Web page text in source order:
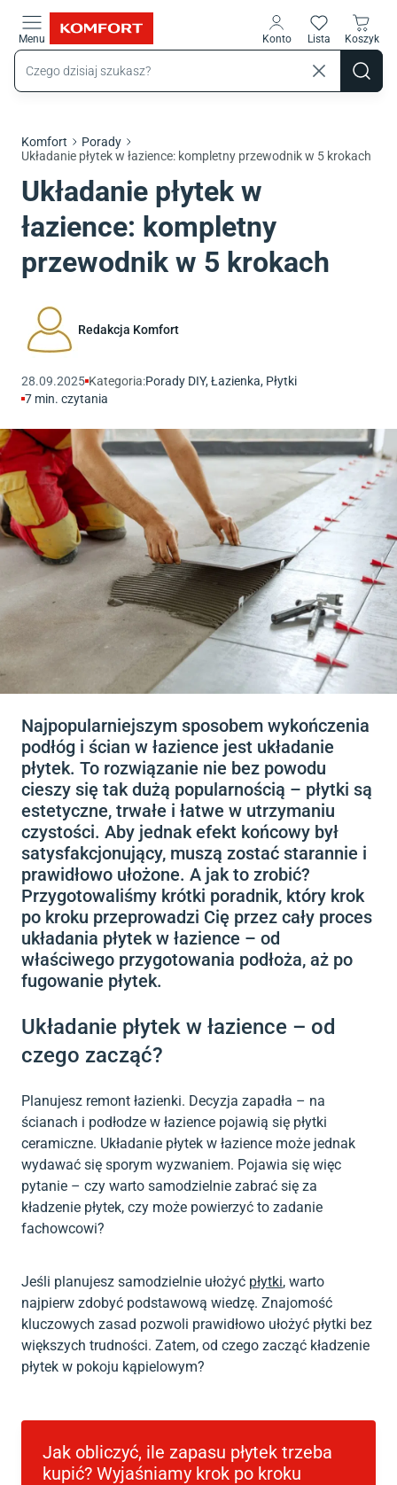
Menu Konto Lista Koszyk
Komfort
Porady
Układanie płytek w łazience: kompletny przewodnik w 5 krokach
Układanie płytek w
łazience: kompletny
przewodnik w 5 krokach
Redakcja Komfort
28.09.2025 Kategoria:Porady DIY,Łazienka, Płytki
7 min. czytania
Najpopularniejszym sposobem wykończenia
podłóg i ścian w łazience jest układanie
płytek. To rozwiązanie nie bez powodu
cieszy się tak dużą popularnością – płytki są
estetyczne, trwałe i łatwe w utrzymaniu
czystości. Aby jednak efekt końcowy był
satysfakcjonujący, muszą zostać starannie i
prawidłowo ułożone. A jak to zrobić?
Przygotowaliśmy krótki poradnik, który krok
po kroku przeprowadzi Cię przez cały proces
układania płytek w łazience – od
właściwego przygotowania podłoża, aż po
fugowanie płytek.
Układanie płytek w łazience – od
czego zacząć?
Planujesz remont łazienki. Decyzja zapadła – na
ścianach i podłodze w łazience pojawią się płytki
ceramiczne. Układanie płytek w łazience może jednak
wydawać się sporym wyzwaniem. Pojawia się więc
pytanie – czy warto samodzielnie zabrać się za
kładzenie płytek, czy może powierzyć to zadanie
fachowcowi?
Jeśli planujesz samodzielnie ułożyć płytki, warto
najpierw zdobyć podstawową wiedzę. Znajomość
kluczowych zasad pozwoli prawidłowo ułożyć płytki bez
większych trudności. Zatem, od czego zacząć kładzenie
płytek w pokoju kąpielowym?
Jak obliczyć, ile zapasu płytek trzeba
kupić? Wyjaśniamy krok po kroku